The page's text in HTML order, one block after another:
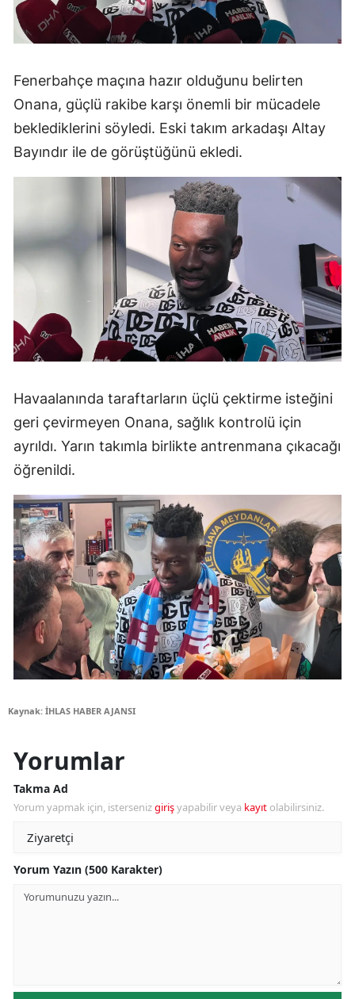
Fenerbahçe maçına hazır olduğunu belirten
Onana, güçlü rakibe karşı önemli bir mücadele
beklediklerini söyledi. Eski takım arkadaşı Altay
Bayındır ile de görüştüğünü ekledi.
Havaalanında taraftarların üçlü çektirme isteğini
geri çevirmeyen Onana, sağlık kontrolü için
ayrıldı. Yarın takımla birlikte antrenmana çıkacağı
öğrenildi.
Kaynak: İHLAS HABER AJANSI
Yorumlar
Takma Ad
Yorum yapmak için, istersenizgirişyapabilir veya kayıt olabilirsiniz.
Yorum Yazın (500 Karakter)